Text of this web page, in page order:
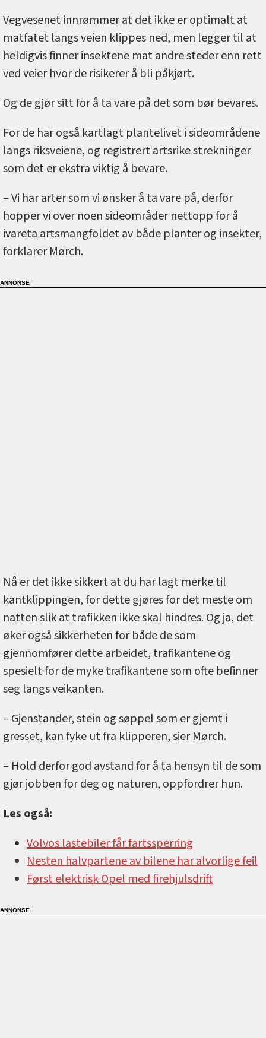
Vegvesenet innrømmer at det ikke er optimalt at
matfatet langs veien klippes ned, men legger til at
heldigvis finner insektene mat andre steder enn rett
ved veier hvor de risikerer å bli påkjørt.
Og de gjør sitt for å ta vare på det som bør bevares.
For de har også kartlagt plantelivet i sideområdene
langs riksveiene, og registrert artsrike strekninger
som det er ekstra viktig å bevare.
– Vi har arter som vi ønsker å ta vare på, derfor
hopper vi over noen sideområder nettopp for å
ivareta artsmangfoldet av både planter og insekter,
forklarer Mørch.
Nå er det ikke sikkert at du har lagt merke til
kantklippingen, for dette gjøres for det meste om
natten slik at trafikken ikke skal hindres. Og ja, det
øker også sikkerheten for både de som
gjennomfører dette arbeidet, trafikantene og
spesielt for de myke trafikantene som ofte befinner
seg langs veikanten.
– Gjenstander, stein og søppel som er gjemt i
gresset, kan fyke ut fra klipperen, sier Mørch.
– Hold derfor god avstand for å ta hensyn til de som
gjør jobben for deg og naturen, oppfordrer hun.
Les også:
Volvos lastebiler får fartssperring
Nesten halvpartene av bilene har alvorlige feil
Først elektrisk Opel med firehjulsdrift